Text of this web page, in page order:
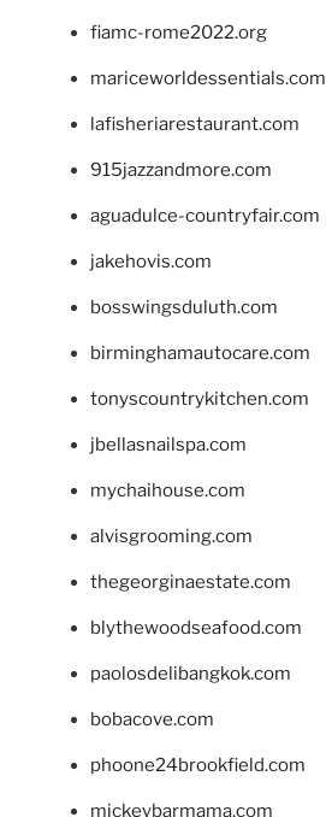
fiamc-rome2022.org
mariceworldessentials.com
lafisheriarestaurant.com
915jazzandmore.com
aguadulce-countryfair.com
jakehovis.com
bosswingsduluth.com
birminghamautocare.com
tonyscountrykitchen.com
jbellasnailspa.com
mychaihouse.com
alvisgrooming.com
thegeorginaestate.com
blythewoodseafood.com
paolosdelibangkok.com
bobacove.com
phoone24brookfield.com
mickeybarmama.com